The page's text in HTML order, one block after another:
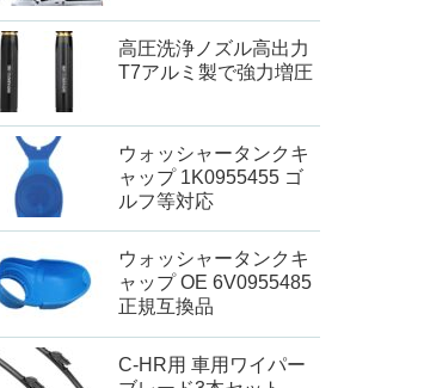
高圧洗浄ノズル高出力
T7アルミ製で強力増圧
ウォッシャータンクキ
ャップ 1K0955455 ゴ
ルフ等対応
ウォッシャータンクキ
ャップ OE 6V0955485
正規互換品
C-HR用 車用ワイパー